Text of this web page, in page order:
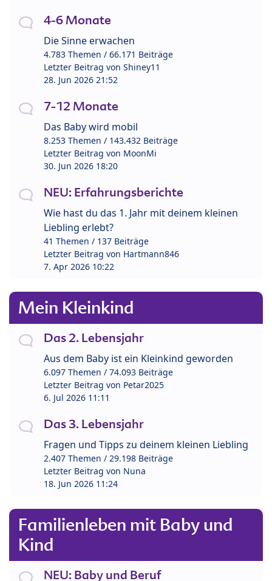
4-6 Monate
Die Sinne erwachen
4.783 Themen / 66.171 Beiträge
Letzter Beitrag von Shiney11
28. Jun 2026 21:52
7-12 Monate
Das Baby wird mobil
8.253 Themen / 143.432 Beiträge
Letzter Beitrag von MoonMi
30. Jun 2026 18:20
NEU: Erfahrungsberichte
Wie hast du das 1. Jahr mit deinem kleinen
Liebling erlebt?
41 Themen / 137 Beiträge
Letzter Beitrag von Hartmann846
7. Apr 2026 10:22
Mein Kleinkind
Das 2. Lebensjahr
Aus dem Baby ist ein Kleinkind geworden
6.097 Themen / 74.093 Beiträge
Letzter Beitrag von Petar2025
6. Jul 2026 11:11
Das 3. Lebensjahr
Fragen und Tipps zu deinem kleinen Liebling
2.407 Themen / 29.198 Beiträge
Letzter Beitrag von Nuna
18. Jun 2026 11:24
Familienleben mit Baby und
Kind
NEU: Baby und Beruf